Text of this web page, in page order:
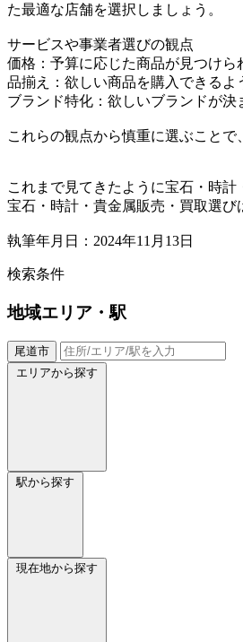
た最適な店舗を選択しましょう。
サービスや事業者選びの観点
価格：予算に応じた商品が見つけ
品揃え：欲しい商品を購入できる
ブランド特化：欲しいブランドが
これらの観点から慎重に選ぶことで
これまで見てきたように宝石・時
宝石・時計・貴金属販売・買取選び
執筆年月日：2024年11月13日
検索条件
地域エリア・駅
尾道市
エリアから探す
駅から探す
現在地から探す